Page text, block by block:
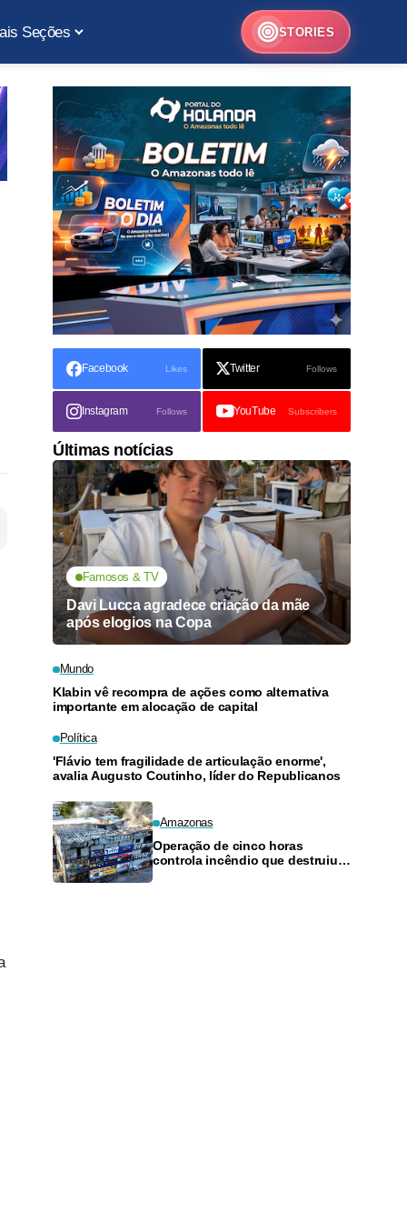
Seções STORIES
Facebook Likes Twitter Follows
Instagram Follows YouTube Subscribers
Últimas notícias
Famosos & TV
Davi Lucca agradece criação da mãe
após elogios na Copa
Mundo
Klabin vê recompra de ações como alternativa
importante em alocação de capital
Política
'Flávio tem fragilidade de articulação enorme',
avalia Augusto Coutinho, líder do Republicanos
Amazonas
Operação de cinco horas
controla incêndio que destruiu